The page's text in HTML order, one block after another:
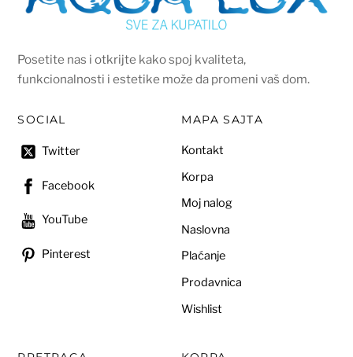
Posetite nas i otkrijte kako spoj kvaliteta,
funkcionalnosti i estetike može da promeni vaš dom.
SOCIAL
Twitter
Facebook
YouTube
Pinterest
MAPA SAJTA
Kontakt
Korpa
Moj nalog
Naslovna
Plaćanje
Prodavnica
Wishlist